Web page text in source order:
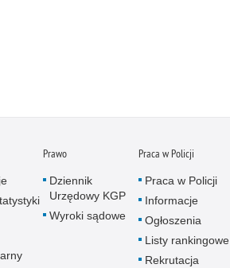
Prawo
Dziennik
Urzędowy KGP
Wyroki sądowe
Praca w Policji
Praca w Policji
Informacje
Ogłoszenia
Listy rankingowe
Rekrutacja